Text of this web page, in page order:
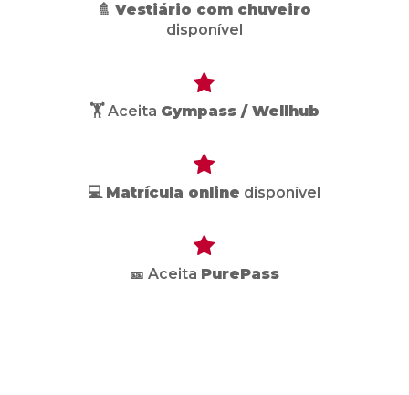
🚿Vestiário com chuveiro
disponível
🏋️ Aceita Gympass / Wellhub
💻 Matrícula online disponível
🎫 Aceita PurePass